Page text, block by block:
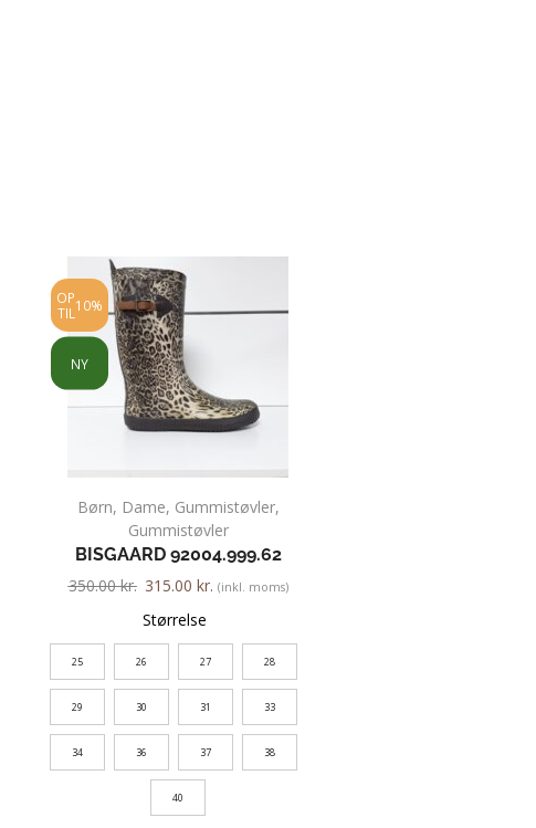
OP
TIL 10%
NY
Børn, Dame, Gummistøvler,
Gummistøvler
BISGAARD 92004.999.62
350.00kr. 315.00 kr. (inkl. moms)
Størrelse
25 26 27 28
29 30 31 33
34 36 37 38
40